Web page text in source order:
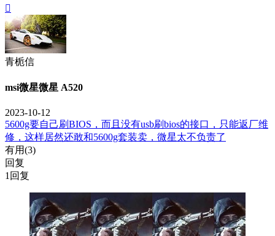

青栀信
msi微星微星 A520
2023-10-12
5600g要自己刷BIOS，而且没有usb刷bios的接口，只能返厂维
修，这样居然还敢和5600g套装卖，微星太不负责了
有用(3)
回复
1回复